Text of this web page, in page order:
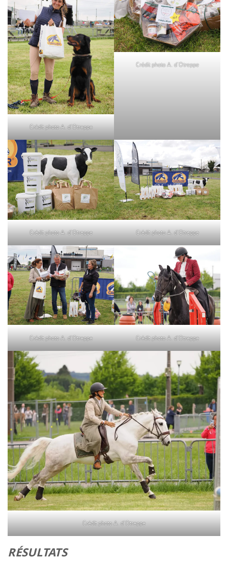
Crédit photo A. d’Otreppe
Crédit photo A. d’Otreppe
Crédit photo A. d’Otreppe Crédit photo A. d’Otreppe
Crédit photo A. d’Otreppe Crédit photo A. d’Otreppe
Crédit photo A. d’Otreppe
RÉSULTATS